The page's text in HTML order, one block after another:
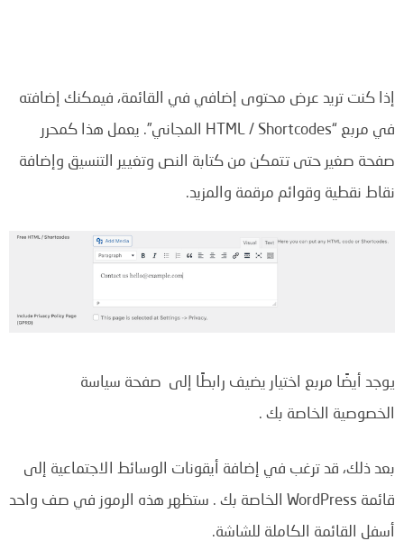
إذا كنت تريد عرض محتوى إضافي في القائمة، فيمكنك إضافته
في مربع “HTML / Shortcodes المجاني”. يعمل هذا كمحرر
صفحة صغير حتى تتمكن من كتابة النص وتغيير التنسيق وإضافة
نقاط نقطية وقوائم مرقمة والمزيد.
يوجد أيضًا مربع اختيار يضيف رابطًا إلى صفحة سياسة
الخصوصية الخاصة بك .
بعد ذلك، قد ترغب في إضافة أيقونات الوسائط الاجتماعية إلى
قائمة WordPress الخاصة بك . ستظهر هذه الرموز في صف واحد
أسفل القائمة الكاملة للشاشة.